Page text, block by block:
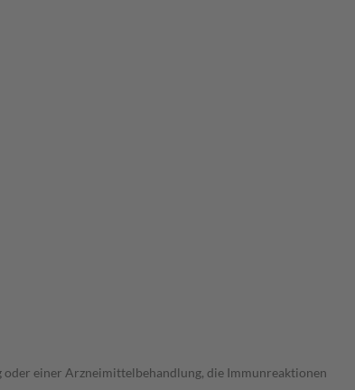
einer Arzneimittelbehandlung, die Immunreaktionen